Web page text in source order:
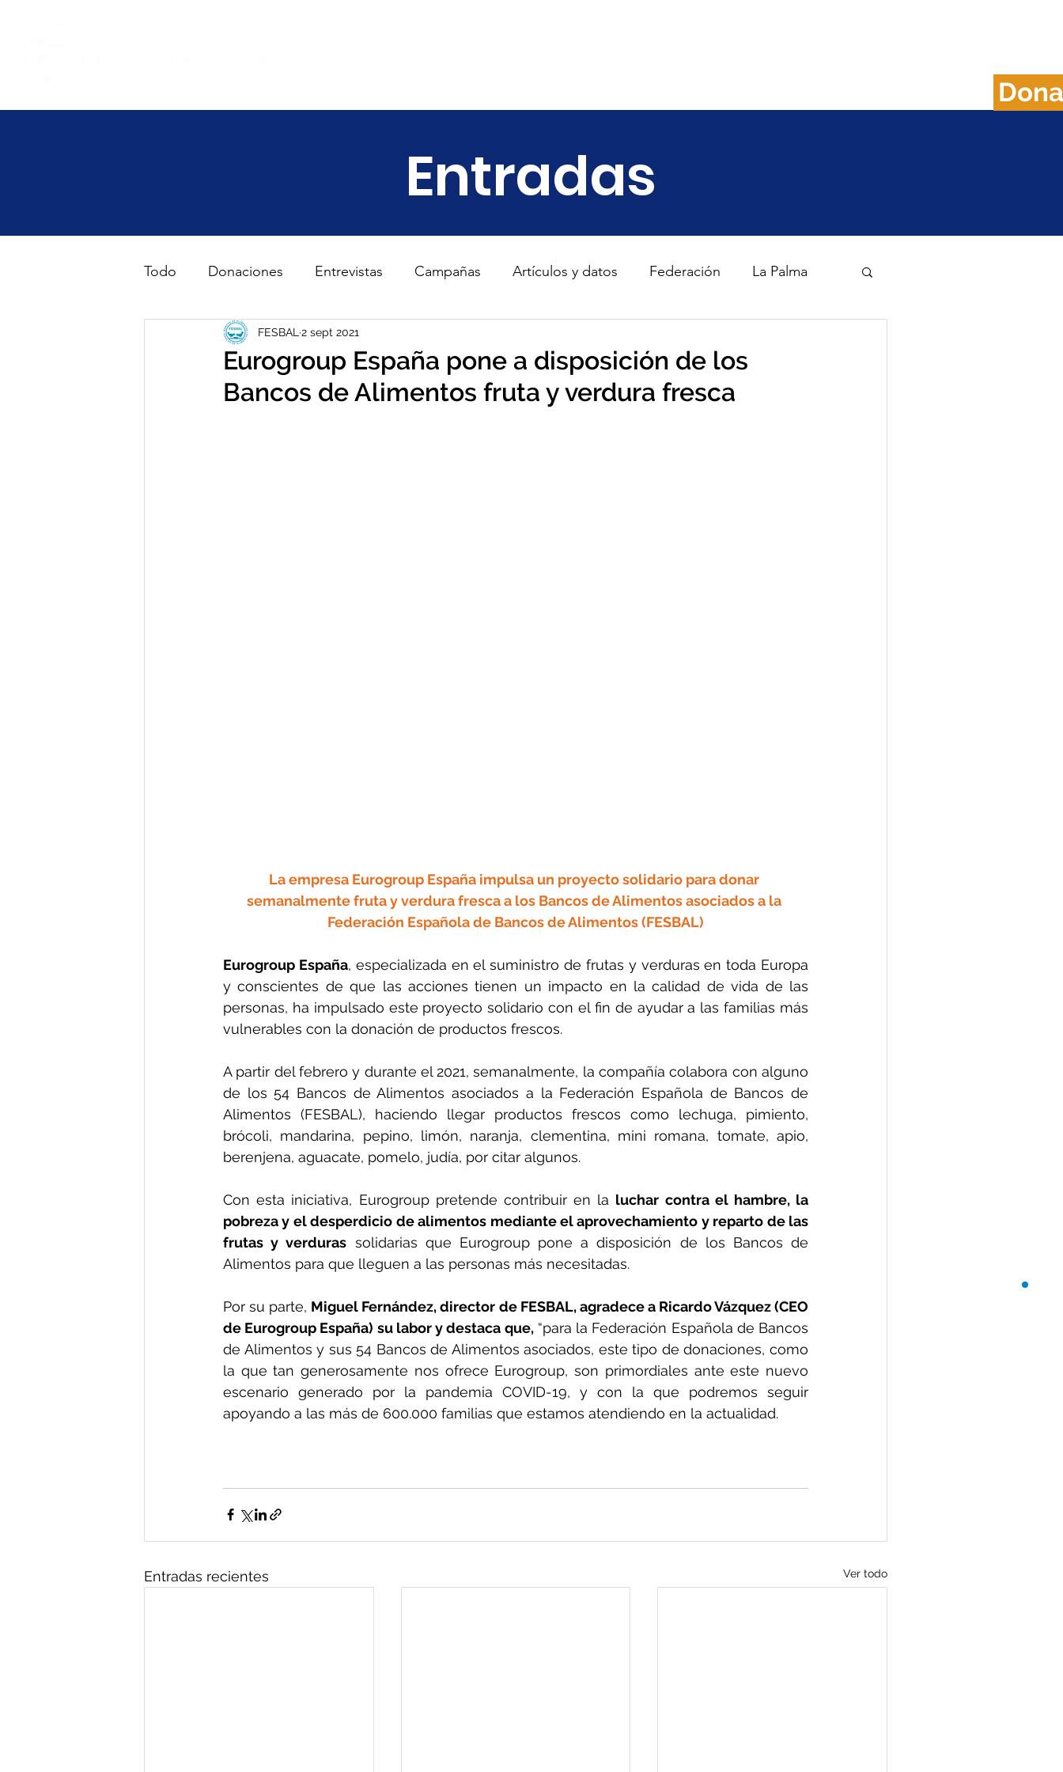
Dona
Entradas
Todo Donaciones Entrevistas Campañas Artículos y datos Federación La Palma
Gran Recogida de Alimentos
Eurogroup España pone a disposición de los
Bancos de Alimentos fruta y verdura fresca
FESBAL 2 sept 2021
La empresa Eurogroup España impulsa un proyecto solidario para donar
semanalmente fruta y verdura fresca a los Bancos de Alimentos asociados a la
Federación Española de Bancos de Alimentos (FESBAL)
Eurogroup España, especializada en el suministro de frutas y verduras en toda Europa
y conscientes de que las acciones tienen un impacto en la calidad de vida de las
personas, ha impulsado este proyecto solidario con el fin de ayudar a las familias más
vulnerables con la donación de productos frescos.
A partir del febrero y durante el 2021, semanalmente, la compañía colabora con alguno
de los 54 Bancos de Alimentos asociados a la Federación Española de Bancos de
Alimentos (FESBAL), haciendo llegar productos frescos como lechuga, pimiento,
brócoli, mandarina, pepino, limón, naranja, clementina, mini romana, tomate, apio,
berenjena, aguacate, pomelo, judía, por citar algunos.
Con esta iniciativa, Eurogroup pretende contribuir en la luchar contra el hambre, la
pobreza y el desperdicio de alimentos mediante el aprovechamiento y reparto de las
frutas y verduras solidarias que Eurogroup pone a disposición de los Bancos de
Alimentos para que lleguen a las personas más necesitadas.
Por su parte, Miguel Fernández, director de FESBAL, agradece a Ricardo Vázquez (CEO
de Eurogroup España) su labor y destaca que, “para la Federación Española de Bancos
de Alimentos y sus 54 Bancos de Alimentos asociados, este tipo de donaciones, como
la que tan generosamente nos ofrece Eurogroup, son primordiales ante este nuevo
escenario generado por la pandemia COVID-19, y con la que podremos seguir
apoyando a las más de 600.000 familias que estamos atendiendo en la actualidad.
Entradas recientes Ver todo